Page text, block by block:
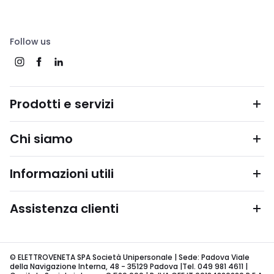
Follow us
Prodotti e servizi
Chi siamo
Informazioni utili
Assistenza clienti
© ELETTROVENETA SPA Società Unipersonale | Sede: Padova Viale
della Navigazione Interna, 48 - 35129 Padova |Tel. 049 981 4611 |